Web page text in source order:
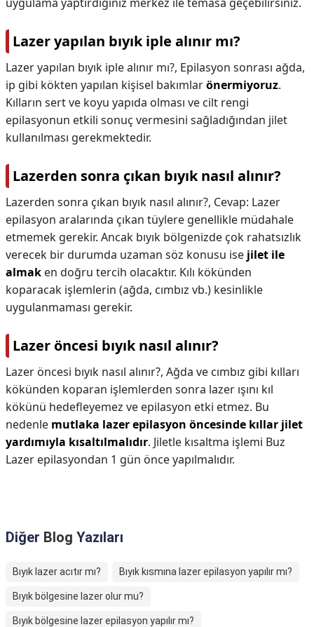
Lazer yapılan bıyık iple alınır mı?
Lazer yapılan bıyık iple alınır mı?, Epilasyon sonrası ağda,
ip gibi kökten yapılan kişisel bakımlarönermiyoruz.
Kılların sert ve koyu yapıda olması ve cilt rengi
epilasyonun etkili sonuç vermesini sağladığından jilet
kullanılması gerekmektedir.
Lazerden sonra çıkan bıyık nasıl alınır?
Lazerden sonra çıkan bıyık nasıl alınır?, Cevap: Lazer
epilasyon aralarında çıkan tüylere genellikle müdahale
etmemek gerekir. Ancak bıyık bölgenizde çok rahatsızlık
verecek bir durumda uzaman söz konusu ise jilet ile
almak en doğru tercih olacaktır. Kılı kökünden
koparacak işlemlerin (ağda, cımbız vb.) kesinlikle
uygulanmaması gerekir.
Lazer öncesi bıyık nasıl alınır?
Lazer öncesi bıyık nasıl alınır?, Ağda ve cımbız gibi kılları
kökünden koparan işlemlerden sonra lazer ışını kıl
kökünü hedefleyemez ve epilasyon etki etmez. Bu
nedenle mutlaka lazer epilasyon öncesinde kıllar jilet
yardımıyla kısaltılmalıdır. Jiletle kısaltma işlemi Buz
Lazer epilasyondan 1 gün önce yapılmalıdır.
Diğer Blog Yazıları
Bıyık lazer acıtır mı? Bıyık kısmına lazer epilasyon yapılır mı?
Bıyık bölgesine lazer olur mu?
Bıyık bölgesine lazer epilasyon yapılır mı?